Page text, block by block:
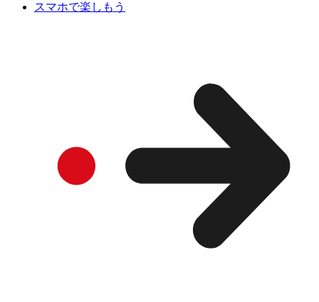
スマホで楽しもう